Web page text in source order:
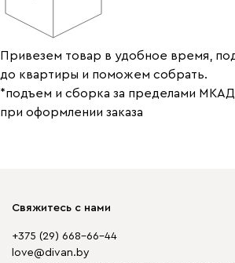
Привезем товар в удобное время,
до квартиры и поможем собрать.
*подъем и сборка за пределами МКАД
при оформлении заказа
Свяжитесь с нами
+375 (29) 668-66-44
love@divan.by